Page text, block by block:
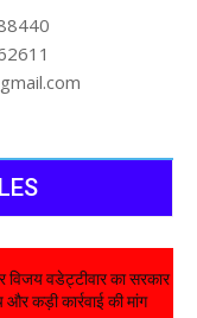
विजय वडेट्टीवार का सरकार
कड़ी कार्रवाई की मांग